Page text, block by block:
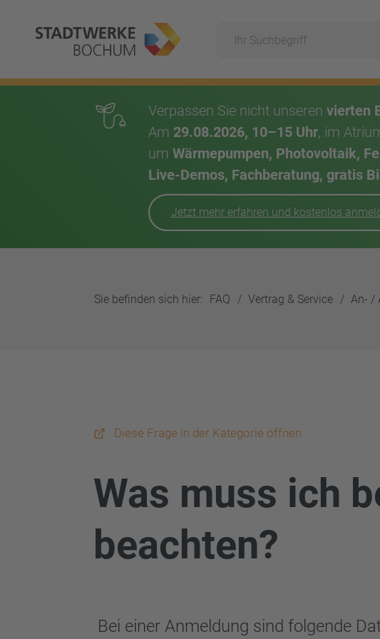
Verpassen Sie nicht unseren vierten
Am 29.08.2026, 10–15 Uhr, im
um Wärmepumpen, Photovoltaik,
Live-Demos, Fachberatung, gratis
Jetzt mehr erfahren und kostenlos
Suche
Hauptnavigation
Sie befinden sich hier: FAQ Vertrag & Service An- /
Diese Frage in der Kategorie öffnen
Was muss ich
beachten?
Bei einer Anmeldung sind folgende